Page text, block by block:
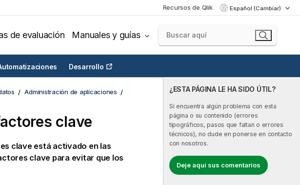
Recursos de Qlik Español (Cambiar)
de evaluación Manuales y guías
Desarrollo
¿ESTA PÁGINA LE HA SIDO ÚTIL?
Si encuentra algún problema con esta
página o su contenido (errores
tipográficos, pasos que faltan o errores
técnicos), no dude en ponerse en contacto
con nosotros.
Deje aquí sus comentarios
Administración de aplicaciones
clave
claveestá activado en las
clave para evitar que los